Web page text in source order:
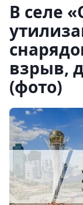
В селе
взрыв,
(фото)